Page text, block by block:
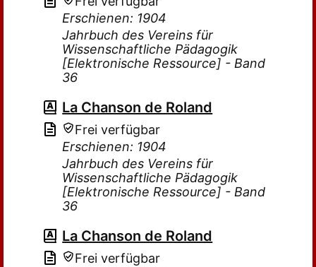
Erschienen: 1904
Jahrbuch des Vereins für
Wissenschaftliche Pädagogik
[Elektronische Ressource] - Band
36
La Chanson de Roland
Frei verfügbar
Erschienen: 1904
Jahrbuch des Vereins für
Wissenschaftliche Pädagogik
[Elektronische Ressource] - Band
36
La Chanson de Roland
Frei verfügbar